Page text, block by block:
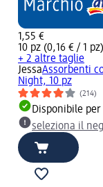
1,55 €
10 pz (0,16 € / 1 pz)
+ 2 altre taglie
JessaAssorbenti
Night, 10 pz
(214)
Disponibile
seleziona il